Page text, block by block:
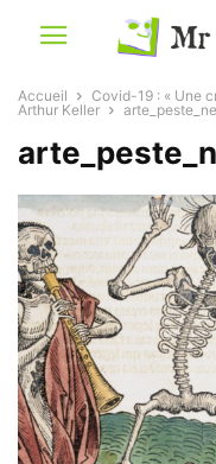
Accueil
Covid-19 : « Une
Arthur Keller